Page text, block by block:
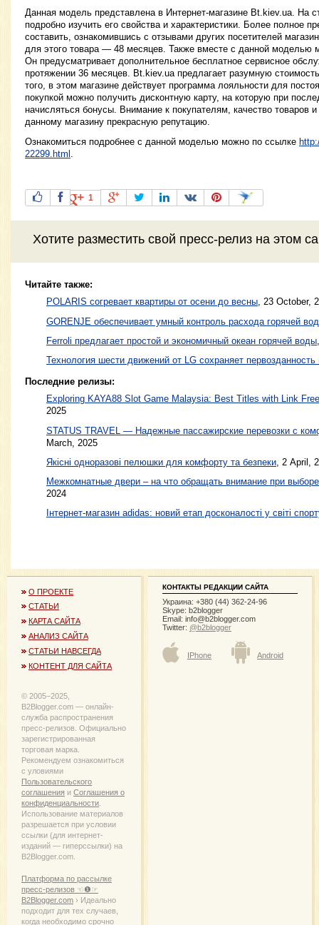
Данная модель представлена в Интернет-магазине Bt.kiev.ua. На
подробно изучить его свойства и характеристики. Более полное
составить, ознакомившись с отзывами других посетителей
для этого товара — 48 месяцев. Также вместе с данной моделью
Он предусматривает дополнительное бесплатное сервисное
протяжении 36 месяцев. Bt.kiev.ua предлагает разумную
того, в этом магазине действует программа лояльности для
покупкой можно получить дисконтную карту, на которую при
начисляться бонусы. Внимание к покупателям, качество товаров
данному магазину прекрасную репутацию.
Ознакомиться подробнее с данной моделью можно по ссылке
22299.html
1
Хотите разместить свой пресс-релиз на этом
Читайте также:
POLARIS согревает квартиры от осени до весны, 23 October,
GORENJE обеспечивает умный контроль расхода горячей
Ferroli предлагает простой и экономичный океан горячей воды
Технология шести движений от LG сохраняет
Последние релизы:
Exploring KAYA88 Slot Game Malaysia: Best Titles with Link
2025
STATUS TRAVEL — Надежные пассажирские перевозки с
March, 2025
Якісні одноразові пелюшки для комфорту та безпеки , 2 April,
Межкомнатные двери – на что обращать внимание при
2024
Інтернет-магазин adidas: новий етап досконалості у світі
О ПРОЕКТЕ
СТАТЬИ
КАРТА САЙТА
АНАЛИЗ САЙТА
СТАТЬИ НАВСЕГДА
КОНТЕНТ ДЛЯ САЙТА
© 2005−2025,
B2Blogger.com — онлайн-
служба распространения
пресс-релизов. Официально
зарегистрированная
торговая марка.
Рекомендуем ознакомиться
с уловиями
Пользовательского
соглашения и Соглашения о
конфиденциальности
Использование материалов
разрешается при условии
ссылки (для интернет-
изданий — гиперссылки) на
B2Blogger.com.
Платформа по рассылке
пресс-релизов ☜❶☞
B2Blogger.com › Идеально
подходит для тех случаев,
когда необходимо срочно
КОНТАКТЫ РЕДАКЦИИ САЙТА
Украина: +380 (44) 362-24-96
Skype: b2blogger
Email: info@b2blogger.com
Twitter: @b2blogger
IPhone Android